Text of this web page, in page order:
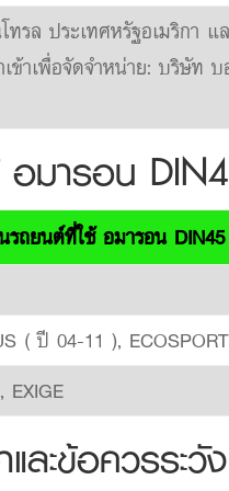
รล ประเทศหรัฐอเมริกา แ
ข้าเพื่อจัดจำหน่าย: บริษัท
มารอน
รถยนต์ที่ใช้ อมารอน
( ปี 04-11 ), ECOSPORT
EXIGE
ละข้อควรระ